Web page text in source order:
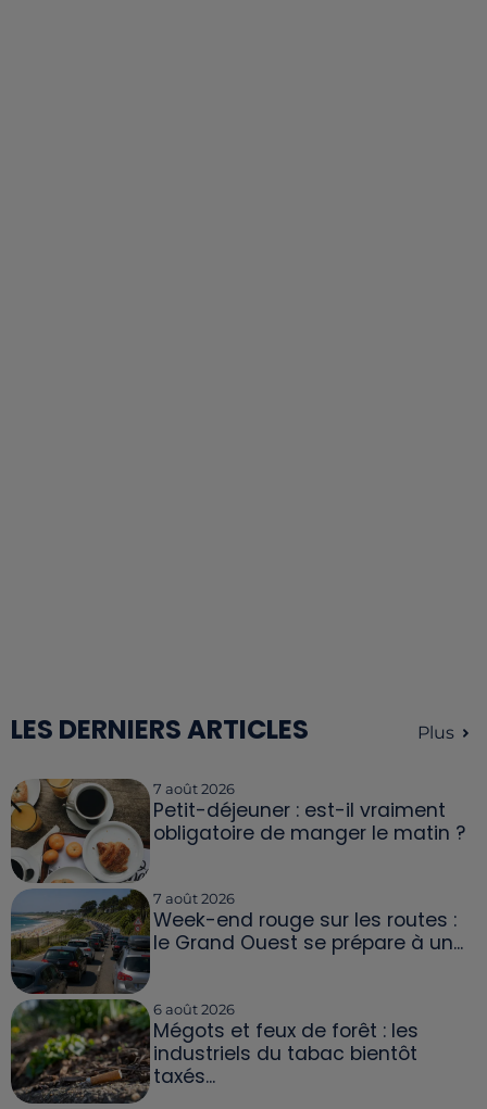
LES DERNIERS ARTICLES Plus
7 août 2026
Petit-déjeuner : est-il vraiment
obligatoire de manger le matin ?
7 août 2026
Week-end rouge sur les routes :
le Grand Ouest se prépare à un...
6 août 2026
Mégots et feux de forêt : les
industriels du tabac bientôt
taxés...